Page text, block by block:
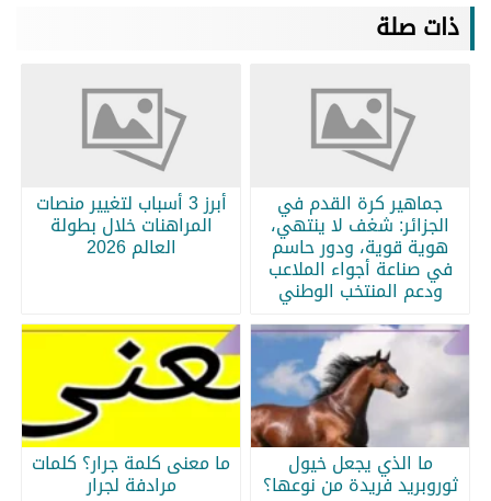
ذات صلة
جماهير كرة القدم في
الجزائر: شغف لا ينتهي،
هوية قوية، ودور حاسم
في صناعة أجواء الملاعب
ودعم المنتخب الوطني
أبرز 3 أسباب لتغيير منصات
المراهنات خلال بطولة
العالم 2026
ما الذي يجعل خيول
ثوروبريد فريدة من نوعها؟
ما معنى كلمة جرار؟ كلمات
مرادفة لجرار